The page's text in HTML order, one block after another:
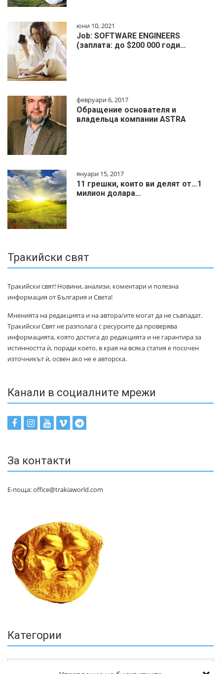
юни 10, 2021
Job: SOFTWARE ENGINEERS
(заплата: до $200 000 годи…
февруари 6, 2017
Обращение основателя и
владельца компании ASTRA
януари 15, 2017
11 грешки, които ви делят от…1
милиoн дoлapa…
Тракийски свят
Тракийски свят! Новини, анализи, коментари и полезна
информация от България и Света!
Мненията на редакцията и на автора/ите могат да не съвпадат.
Тракийски Свят не разполага с ресурсите да проверява
информацията, която достига до редакцията и не гарантира за
истинността ѝ, поради което, в края на всяка статия е посочен
източникът ѝ, освен ако не е авторска.
Канали в социалните мрежи
За контакти
Е-поща: office@trakiaworld.com
Категории